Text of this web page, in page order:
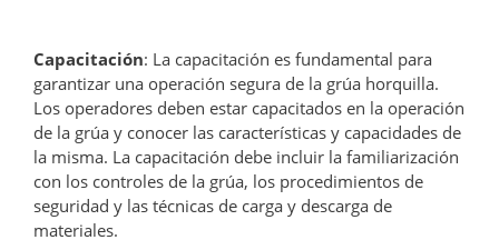
Capacitación: La capacitación es fundamental para
garantizar una operación segura de la grúa horquilla.
Los operadores deben estar capacitados en la operación
de la grúa y conocer las características y capacidades de
la misma. La capacitación debe incluir la familiarización
con los controles de la grúa, los procedimientos de
seguridad y las técnicas de carga y descarga de
materiales.